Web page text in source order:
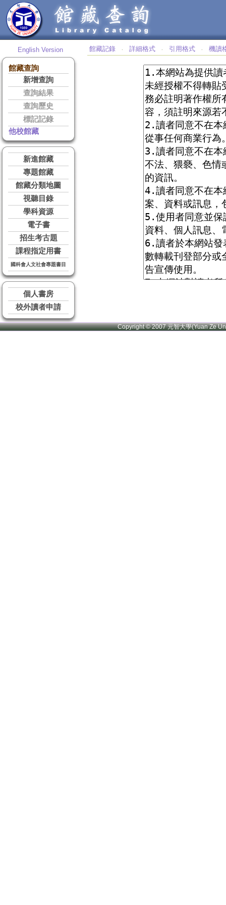
English Version
館藏查詢
新增查詢
查詢結果
查詢歷史
標記記錄
他校館藏
新進館藏
專題館藏
館藏分類地圖
視聽目錄
學科資源
電子書
招生考古題
課程指定用書
國科會人文社會專題書目
個人書房
校外讀者申請
館藏記錄 ‧ 詳細格式 ‧ 引用格式 ‧ 機讀
Copyright © 2007 元智大學(Yuan Ze